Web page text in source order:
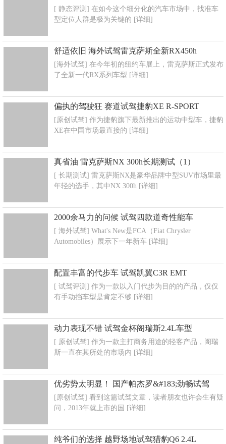
[ 静态评测] 在如今这个细分化的汽车市场中，找准车
型定位人群是极为关键的 [详细]
舒适依旧 海外试驾雷克萨斯全新RX450h
[海外试驾] 在今年初的纽约车展上，雷克萨斯正式发布
了全新一代RX系列车型 [详细]
偏执的驾驶狂 赛道试驾捷豹XE R-SPORT
[原创试驾] 作为捷豹旗下最新推出的运动中型车，捷豹
XE在中国市场最直接的 [详细]
真省油 雷克萨斯NX 300h长期测试（1）
[ 长期测试] 雷克萨斯NX是豪华品牌中型SUV市场里最
年轻的选手，其中NX 300h [详细]
2000余马力的问候 试驾四款道奇性能车
[ 海外试驾] What's New是FCA（Fiat Chrysler
Automobiles）展示下一年新车 [详细]
配置丰富的代步车 试驾凯翼C3R EMT
[ 试驾评测] 作为一款以入门代步为目的的产品，仅仅
有手动挡车型是肯定不够 [详细]
动力表现不错 试驾金杯阁瑞斯2.4L车型
[ 原创试驾] 作为一款主打商务用途的轻客产品，阁瑞
斯一直在其所处的市场内 [详细]
优劣势太明显！ 国产帕杰罗&#183;劲畅试驾
[原创试驾] 看到这篇试驾文章，读者朋友也许会生有疑
问，2013年就上市的国 [详细]
纯爷们的选择 越野场地试驾猎豹Q6 2.4L